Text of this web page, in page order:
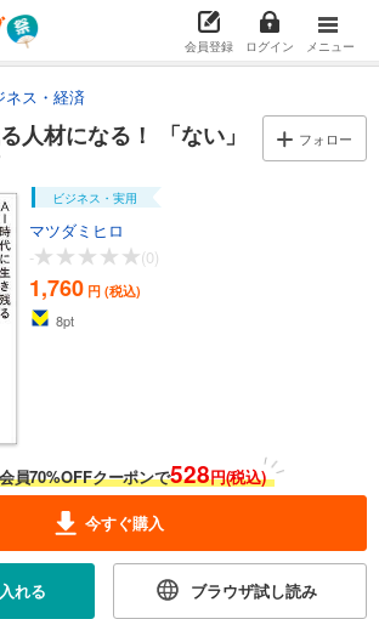
会員登録 ログイン メニュー
ネス・経済
人材になる！ 「ない」
フォロー
ビジネス・実用
マツダミヒロ
-
(0)
1,760 円 (税込)
8pt
員70%OFFクーポンで528円(税込)
今すぐ購入
れる ブラウザ試し読み